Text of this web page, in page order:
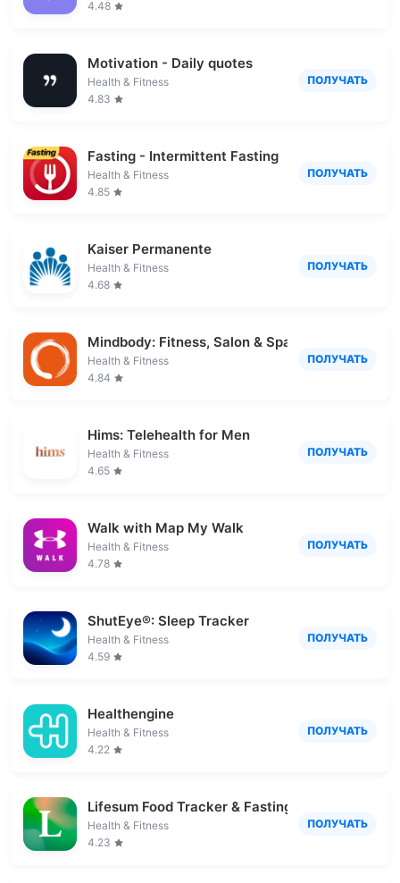
4.48
Motivation - Daily quotes
Health & Fitness
4.83
ПОЛУЧАТЬ
Fasting - Intermittent Fasting
Health & Fitness
4.85
ПОЛУЧАТЬ
Kaiser Permanente
Health & Fitness
4.68
ПОЛУЧАТЬ
Mindbody: Fitness, Salon & Spa
Health & Fitness
4.84
ПОЛУЧАТЬ
Hims: Telehealth for Men
Health & Fitness
4.65
ПОЛУЧАТЬ
Walk with Map My Walk
Health & Fitness
4.78
ПОЛУЧАТЬ
ShutEye®: Sleep Tracker
Health & Fitness
4.59
ПОЛУЧАТЬ
Healthengine
Health & Fitness
4.22
ПОЛУЧАТЬ
Lifesum Food Tracker & Fasting
Health & Fitness
4.23
ПОЛУЧАТЬ